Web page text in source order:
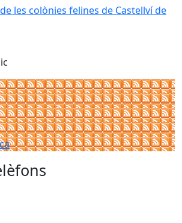
les colònies felines de Castellví de